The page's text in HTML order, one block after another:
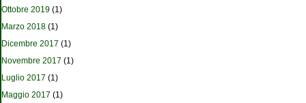
Ottobre 2019 (1)
Marzo 2018 (1)
Dicembre 2017 (1)
Novembre 2017 (1)
Luglio 2017 (1)
Maggio 2017 (1)